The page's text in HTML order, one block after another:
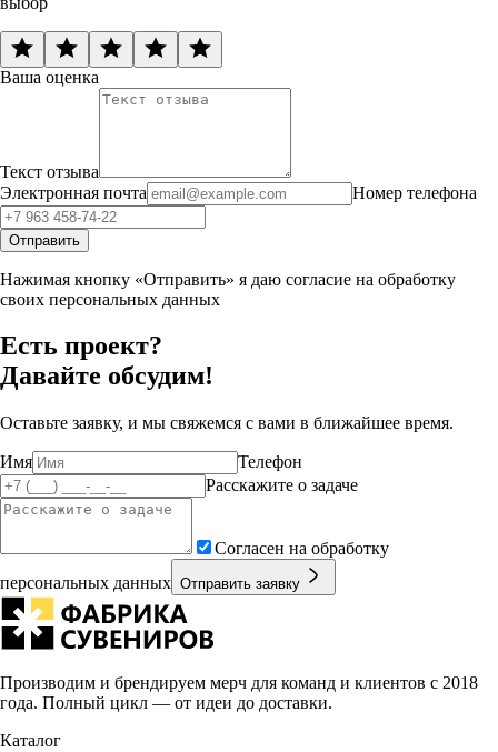
Ваша оценка
Текст отзыва
Электронная почта
Номер телефона
Отправить
Нажимая кнопку «Отправить» я даю согласие на обработку
своих персональных данных
Есть проект?
Давайте обсудим!
Оставьте заявку, и мы свяжемся с вами в ближайшее время.
Имя
Телефон
Расскажите о задаче
Согласен на обработку
персональных данных Отправить заявку
Производим и брендируем мерч для команд и клиентов с 2018
года. Полный цикл — от идеи до доставки.
Каталог